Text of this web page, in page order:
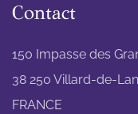
Contact
150 Impasse des
38 250 Villard-de-
FRANCE